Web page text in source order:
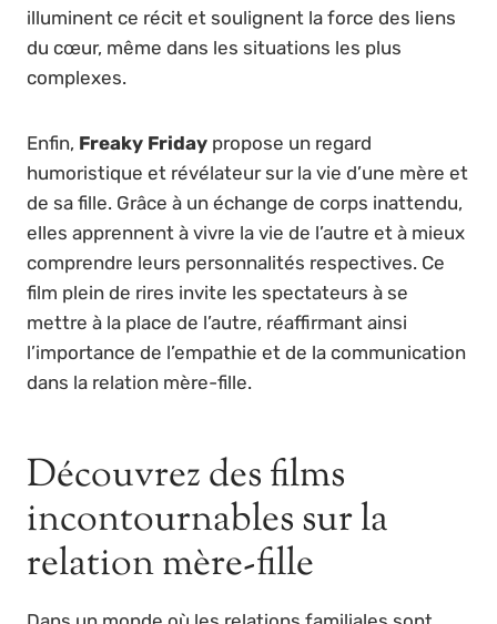
illuminent ce récit et soulignent la force des liens
du cœur, même dans les situations les plus
complexes.
Enfin, Freaky Friday propose un regard
humoristique et révélateur sur la vie d’une mère et
de sa fille. Grâce à un échange de corps inattendu,
elles apprennent à vivre la vie de l’autre et à mieux
comprendre leurs personnalités respectives. Ce
film plein de rires invite les spectateurs à se
mettre à la place de l’autre, réaffirmant ainsi
l’importance de l’empathie et de la communication
dans la relation mère-fille.
Découvrez des films
incontournables sur la
relation mère-fille